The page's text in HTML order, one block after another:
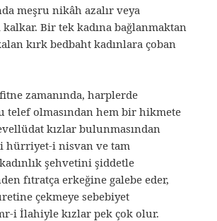
meşru nikâh azalır veya
kalkar. Bir tek kadına bağlanmaktan
kırk bedbaht kadınlara çoban
zamanında, harplerde
telef olmasından hem bir hikmete
kızlar bulunmasından
hürriyet-i nisvan ve tam
şehvetini şiddetle
fıtratça erkeğine galebe eder,
çekmeye sebebiyet
i İlahiyle kızlar pek çok olur.